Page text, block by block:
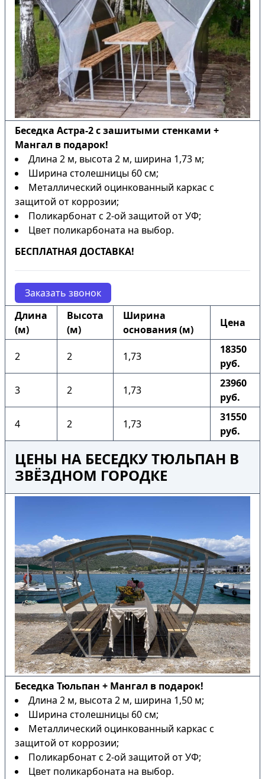
Беседка Астра-2 с зашитыми стенками +
Мангал в подарок!
Длина 2 м, высота 2 м, ширина 1,73 м;
Ширина столешницы 60 см;
Металлический оцинкованный каркас с
защитой от коррозии;
Поликарбонат с 2-ой защитой от УФ;
Цвет поликарбоната на выбор.
БЕСПЛАТНАЯ ДОСТАВКА!
Заказать звонок
Длина
(м)
Высота
(м)
Ширина
основания (м)
Цена
2 2 1,73
18350
руб.
3 2 1,73
23960
руб.
4 2 1,73
31550
руб.
ЦЕНЫ НА БЕСЕДКУ ТЮЛЬПАН В
ЗВЁЗДНОМ ГОРОДКЕ
Беседка Тюльпан + Мангал в подарок!
Длина 2 м, высота 2 м, ширина 1,50 м;
Ширина столешницы 60 см;
Металлический оцинкованный каркас с
защитой от коррозии;
Поликарбонат с 2-ой защитой от УФ;
Цвет поликарбоната на выбор.